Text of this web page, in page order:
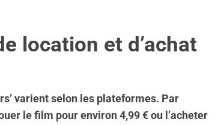
location et d’achat
varient selon les plateformes. Par
le film pour environ 4,99 € ou l’acheter